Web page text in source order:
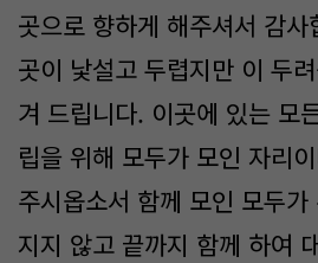
곳으로 향하게 해주셔서 감
곳이 낯설고 두렵지만 이 두
겨 드립니다. 이곳에 있는 모
립을 위해 모두가 모인 자리
주시옵소서 함께 모인 모두
지지 않고 끝까지 함께 하여